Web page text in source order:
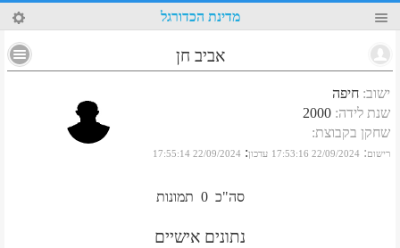
37 מדינת הכדורגל
אביב חן
ישוב: חיפה
שנת לידה:
2000
שחקן בקבוצת:
רישום:
22/09/2024 17:53:16 עדכון:
22/09/2024 17:55:14
סה"כ 0 תמונות
נתונים אישיים